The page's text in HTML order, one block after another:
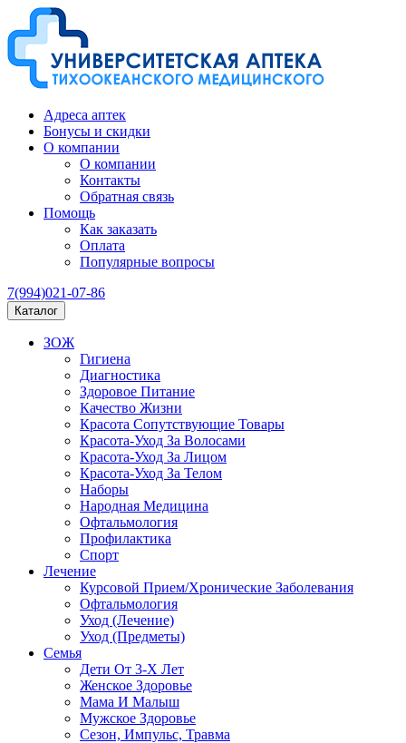
Адреса аптек
Бонусы и скидки
О компании
О компании
Контакты
Обратная связь
Помощь
Как заказать
Оплата
Популярные вопросы
7(994)021-07-86
Каталог
ЗОЖ
Гигиена
Диагностика
Здоровое Питание
Качество Жизни
Красота Сопутствующие Товары
Красота-Уход За Волосами
Красота-Уход За Лицом
Красота-Уход За Телом
Наборы
Народная Медицина
Офтальмология
Профилактика
Спорт
Лечение
Курсовой Прием/Хронические Заболевания
Офтальмология
Уход (Лечение)
Уход (Предметы)
Семья
Дети От 3-Х Лет
Женское Здоровье
Мама И Малыш
Мужское Здоровье
Сезон, Импульс, Травма